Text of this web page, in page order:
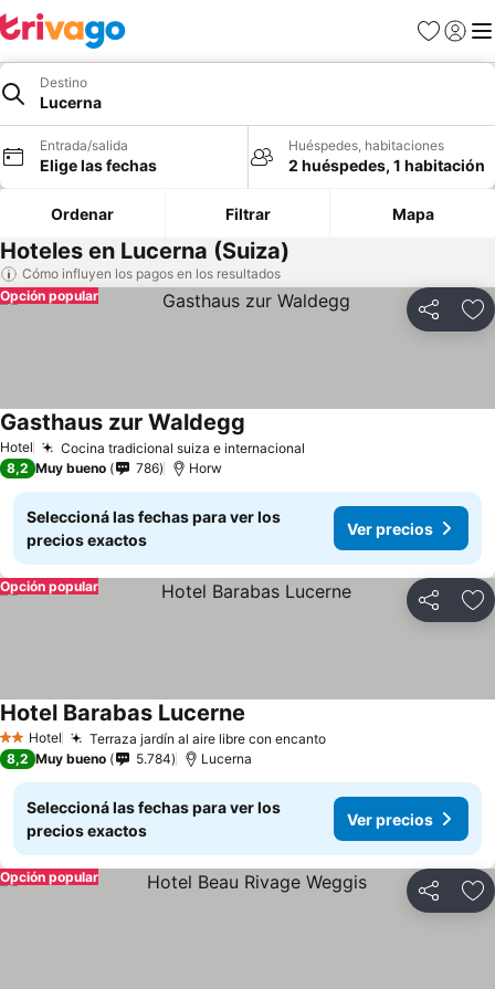
Favoritos
Iniciar
Destino
Lucerna
Entrada/salida
Elige las fechas
Huéspedes, habitaciones
2 huéspedes, 1 habitación
Ordenar Filtrar Mapa
Hoteles en Lucerna (Suiza)
Cómo influyen los pagos en los resultados
Compartir
Opción popular
Hotel Cocina tradicional suiza e internacional
Gasthaus zur Waldegg
8,2 Muy bueno 786 Horw
Seleccioná las fechas para ver los
precios exactos
Ver precios
Compartir
Opción popular
2 Estrellas
Hotel Terraza jardín al aire libre con encanto
Hotel Barabas Lucerne
8,2 Muy bueno 5.784 Lucerna
Seleccioná las fechas para ver los
precios exactos
Ver precios
Compartir
Opción popular